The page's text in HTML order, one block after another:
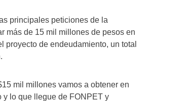
principales peticiones de la
más de 15 mil millones de pesos en
proyecto de endeudamiento, un total
mil millones vamos a obtener en
y lo que llegue de FONPET y